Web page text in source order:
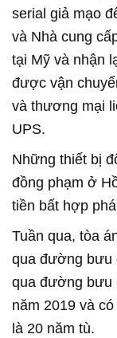
serial giả mạo
và Nhà cung
tại Mỹ và nhận
được vận
và thương mại
UPS.
Những thiết bị
đồng phạm ở
tiền bất hợp
Tuần qua, tòa
qua đường bưu
qua đường bưu
năm 2019 và có
là 20 năm tù.